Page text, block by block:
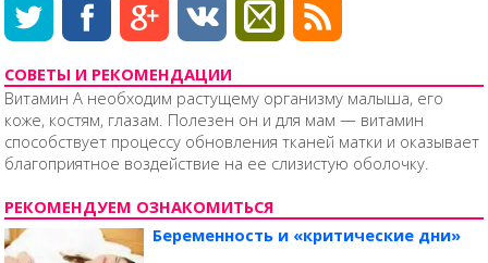
СОВЕТЫ И РЕКОМЕНДАЦИИ
Витамин А необходим растущему организму малыша, его
коже, костям, глазам. Полезен он и для мам — витамин
способствует процессу обновления тканей матки и оказывает
благоприятное воздействие на ее слизистую оболочку.
РЕКОМЕНДУЕМ ОЗНАКОМИТЬСЯ
Беременность и «критические дни»